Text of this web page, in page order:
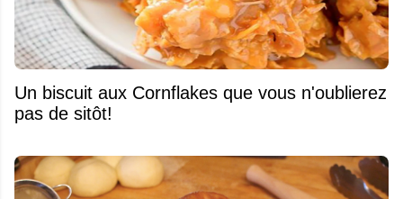
Un biscuit aux Cornflakes que vous n'oublierez
pas de sitôt!